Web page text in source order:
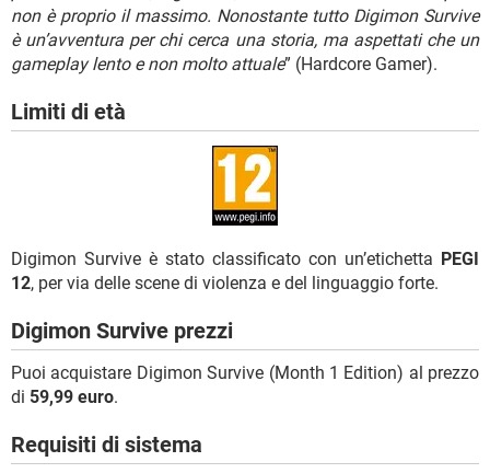
non è proprio il massimo. Nonostante tutto Digimon Survive
è un’avventura per chi cerca una storia, ma aspettati che un
gameplay lento e non molto attuale” (Hardcore Gamer).
Limiti di età
Digimon Survive è stato classificato con un’etichetta PEGI
12, per via delle scene di violenza e del linguaggio forte.
Digimon Survive prezzi
Puoi acquistare Digimon Survive (Month 1 Edition) al prezzo
di 59,99 euro.
Requisiti di sistema